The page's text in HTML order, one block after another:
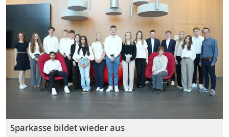
Sparkasse bildet wieder aus